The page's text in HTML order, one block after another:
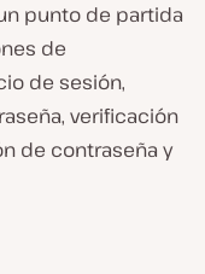
punto de partida
de
de sesión,
verificación
de contraseña y